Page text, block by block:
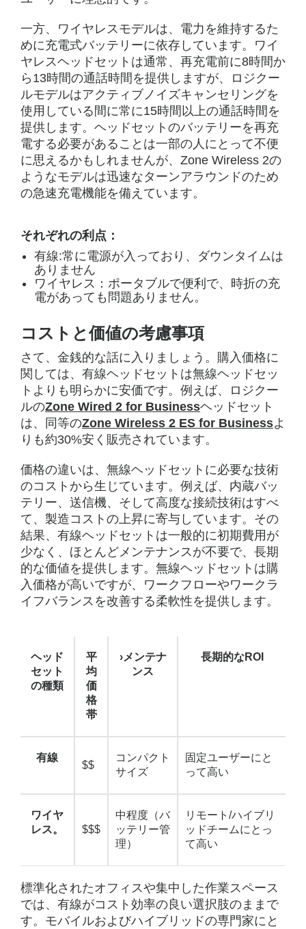
一方、ワイヤレスモデルは、電力を維持するた
めに充電式バッテリーに依存しています。ワイ
ヤレスヘッドセットは通常、再充電前に8時間か
ら13時間の通話時間を提供しますが、ロジクー
ルモデルはアクティブノイズキャンセリングを
使用している間に常に15時間以上の通話時間を
提供します。ヘッドセットのバッテリーを再充
電する必要があることは一部の人にとって不便
に思えるかもしれませんが、Zone Wireless 2の
ようなモデルは迅速なターンアラウンドのため
の急速充電機能を備えています。
それぞれの利点：
有線:常に電源が入っており、ダウンタイムは
ありません
ワイヤレス：ポータブルで便利で、時折の充
電があっても問題ありません。
コストと価値の考慮事項
さて、金銭的な話に入りましょう。購入価格に
関しては、有線ヘッドセットは無線ヘッドセッ
トよりも明らかに安価です。例えば、ロジクー
ルのZone Wired 2 for Businessヘッドセット
は、同等のZone Wireless 2 ES for Businessよ
りも約30%安く販売されています。
価格の違いは、無線ヘッドセットに必要な技術
のコストから生じています。例えば、内蔵バッ
テリー、送信機、そして高度な接続技術はすべ
て、製造コストの上昇に寄与しています。その
結果、有線ヘッドセットは一般的に初期費用が
少なく、ほとんどメンテナンスが不要で、長期
的な価値を提供します。無線ヘッドセットは購
入価格が高いですが、ワークフローやワークラ
イフバランスを改善する柔軟性を提供します。
ヘッド
セット
の種類
平
均
価
格
帯
›メンテナ
ンス
長期的なROI
有線
$$
コンパクト
サイズ
固定ユーザーにと
って高い
ワイヤ
レス。
$$$
中程度（バ
ッテリー管
理）
リモート/ハイブリ
ッドチームにとっ
て高い
標準化されたオフィスや集中した作業スペース
では、有線がコスト効率の良い選択肢のままで
す。モバイルおよびハイブリッドの専門家にと